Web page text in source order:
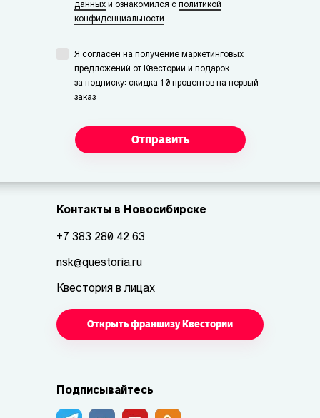
данных и ознакомился с политикой
конфиденциальности
Я согласен на получение маркетинговых
предложений от Квестории и подарок
за подписку: скидка 10 процентов на первый
заказ
Отправить
Контакты в Новосибирске
+7 383 280 42 63
nsk@questoria.ru
Квестория в лицах
Открыть франшизу Квестории
Подписывайтесь